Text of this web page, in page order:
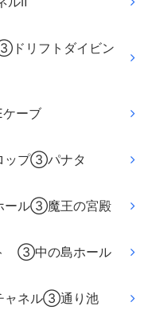
リフトダイビン
ーブ
ップ③パナタ
ル③魔王の宮殿
③中の島ホール
ャネル③通り池